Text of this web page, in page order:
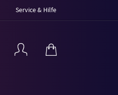
Service & Hilfe